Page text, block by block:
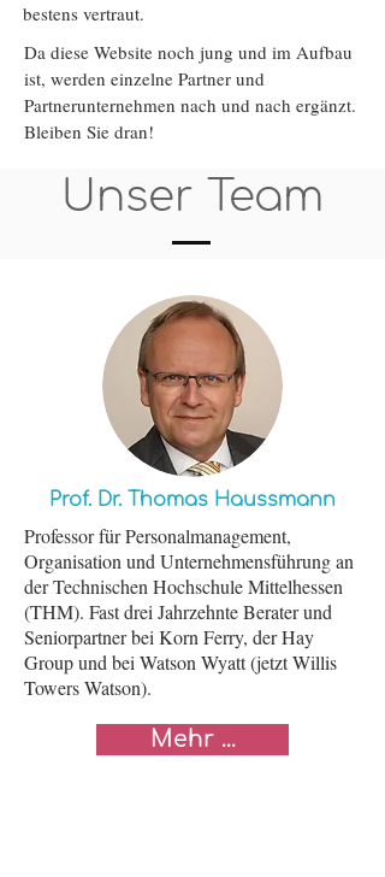
bestens vertraut.
Da diese Website noch jung und im Aufbau
ist, werden einzelne Partner und
Partnerunternehmen nach und nach ergänzt.
Bleiben Sie dran!
Unser Team
Prof. Dr. Thomas Haussmann
Professor für Personalmanagement,
Organisation und Unternehmensführung an
der Technischen Hochschule Mittelhessen
(THM). Fast drei Jahrzehnte Berater und
Seniorpartner bei Korn Ferry, der Hay
Group und bei Watson Wyatt (jetzt Willis
Towers Watson).
Mehr ...